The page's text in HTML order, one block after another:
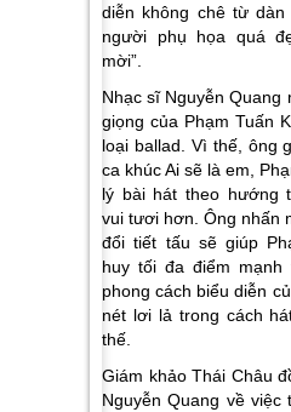
diễn không chê từ
người phụ họa quá
mời”.
Nhạc sĩ Nguyễn Quang
giọng của Phạm Tuấn
loại ballad. Vì thế, ông
ca khúcAi sẽ là em,
lý bài hát theo hướng
vui tươi hơn. Ông nhấn
đổi tiết tấu sẽ giúp
huy tối đa điểm mạnh
phong cách biểu diễn
nét lơi lả trong cách
thế.
Giám khảo Thái Châu
Nguyễn Quang về